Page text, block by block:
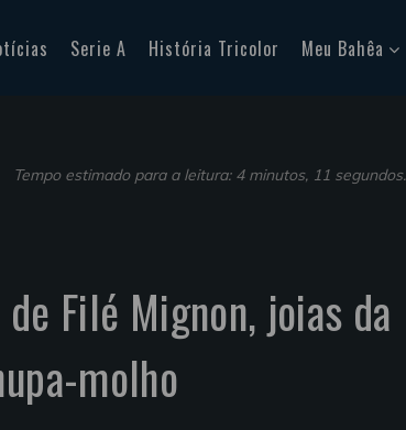
Serie A História Tricolor Meu Bahêa
Tempo estimado para a leitura: 4 minutos, 11 segundos.
Filé Mignon, joias da
molho